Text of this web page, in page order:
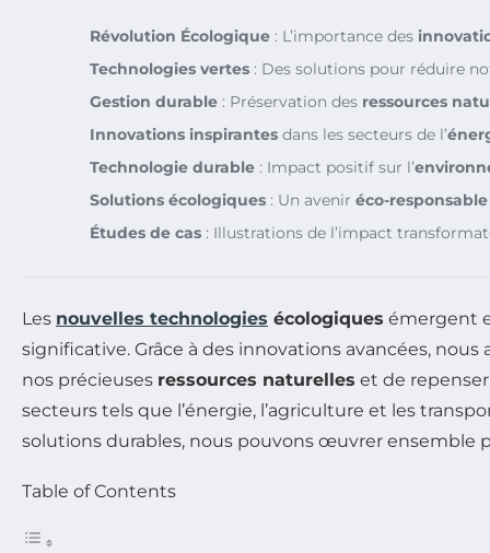
Révolution Écologique : L’importance des
Technologies vertes : Des solutions pour réduire
Gestion durable : Préservation des ressources
Innovations inspirantes dans les secteurs de l’
Technologie durable : Impact positif sur l’
Solutions écologiques : Un avenir éco-responsable
Études de cas : Illustrations de l’impact
Les nouvelles technologies écologiques émergent
significative. Grâce à des innovations avancées,
nos précieuses ressources naturelles et de
secteurs tels que l’énergie, l’agriculture et les
solutions durables, nous pouvons œuvrer ensemble
Table of Contents